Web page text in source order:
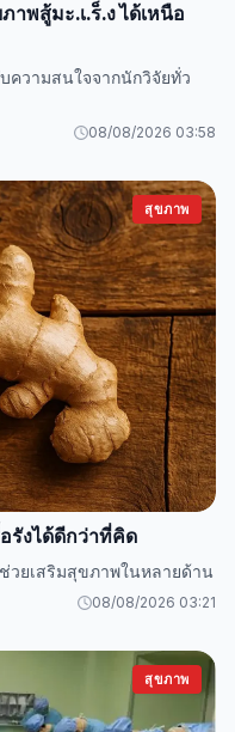
พสู้มะ.เ.ร็.ง ได้เหนือ
ความสนใจจากนักวิจัยทั่ว
08/08/2026 03:58
สุขภาพ
รังได้ดีกว่าที่คิด
ยเสริมสุขภาพในหลายด้าน
08/08/2026 03:21
สุขภาพ